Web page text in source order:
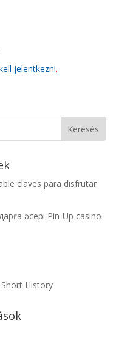
jelentkezni.
claves para disfrutar
әсері Pin-Up casino
History